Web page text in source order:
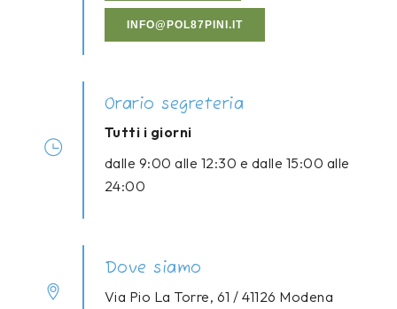
INFO@POL87PINI.IT
Orario segreteria
Tutti i giorni
dalle 9:00 alle 12:30 e dalle 15:00 alle
24:00
Dove siamo
Via Pio La Torre, 61 / 41126 Modena